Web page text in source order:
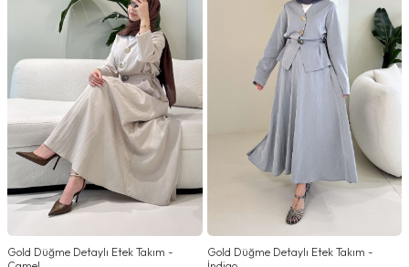
Gold Düğme Detaylı Etek Takım -
Gold Düğme Detaylı Etek Takım -